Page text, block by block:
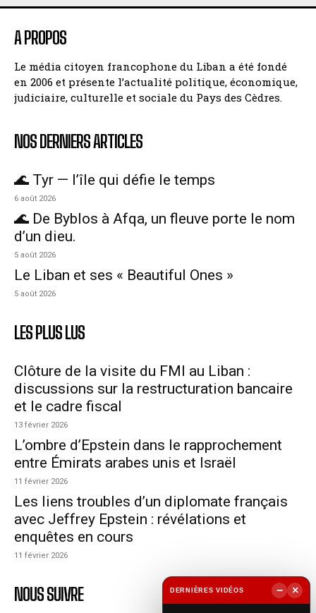
A PROPOS
Le média citoyen francophone du Liban a été fondé
en 2006 et présente l’actualité politique, économique,
judiciaire, culturelle et sociale du Pays des Cèdres.
NOS DERNIERS ARTICLES
🌊 Tyr — l’île qui défie le temps
6 août 2026
🌊 De Byblos à Afqa, un fleuve porte le nom
d’un dieu.
5 août 2026
Le Liban et ses « Beautiful Ones »
5 août 2026
LES PLUS LUS
Clôture de la visite du FMI au Liban :
discussions sur la restructuration bancaire
et le cadre fiscal
13 février 2026
L’ombre d’Epstein dans le rapprochement
entre Émirats arabes unis et Israël
11 février 2026
Les liens troubles d’un diplomate français
avec Jeffrey Epstein : révélations et
enquêtes en cours
11 février 2026
NOUS SUIVRE DERNIÈRES VIDÉOS −
×